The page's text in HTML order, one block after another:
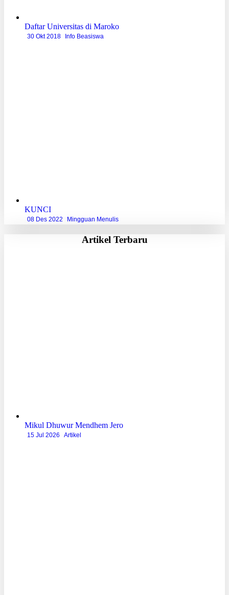
Daftar Universitas di Maroko
30 Okt 2018 Info Beasiswa
KUNCI
08 Des 2022 Mingguan Menulis
Artikel Terbaru
Mikul Dhuwur Mendhem Jero
15 Jul 2026 Artikel